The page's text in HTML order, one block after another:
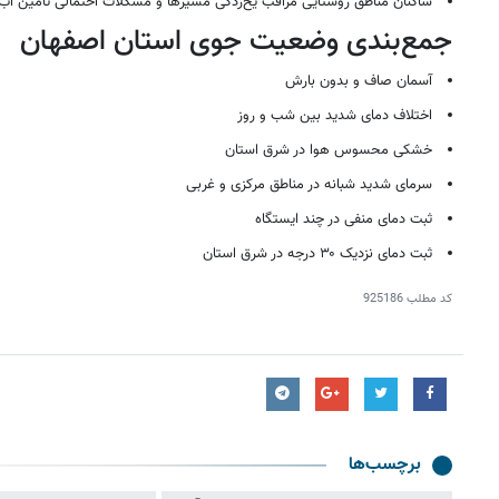
جمع‌بندی وضعیت جوی استان اصفهان
آسمان صاف و بدون بارش
اختلاف دمای شدید بین شب و روز
خشکی محسوس هوا در شرق استان
سرمای شدید شبانه در مناطق مرکزی و غربی
ثبت دمای منفی در چند ایستگاه
ثبت دمای نزدیک ۳۰ درجه در شرق استان
کد مطلب925186
برچسب‌ها